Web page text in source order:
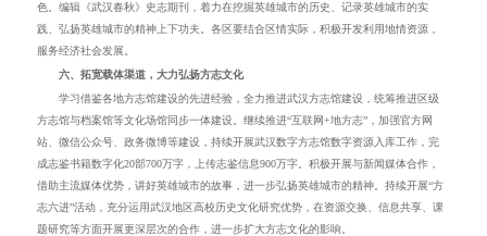
色。编辑《武汉春秋》史志期刊，着力在挖掘英雄城市的历史、记录英雄城市的实
践、弘扬英雄城市的精神上下功夫。各区要结合区情实际，积极开发利用地情资源，
服务经济社会发展。
六、拓宽载体渠道，大力弘扬方志文化
学习借鉴各地方志馆建设的先进经验，全力推进武汉方志馆建设，统筹推进区级
方志馆与档案馆等文化场馆同步一体建设。继续推进“互联网+地方志”，加强官方网
站、微信公众号、政务微博等建设，持续开展武汉数字方志馆数字资源入库工作，完
成志鉴书籍数字化20部700万字，上传志鉴信息900万字。积极开展与新闻媒体合作，
借助主流媒体优势，讲好英雄城市的故事，进一步弘扬英雄城市的精神。持续开展“方
志六进”活动，充分运用武汉地区高校历史文化研究优势，在资源交换、信息共享、课
题研究等方面开展更深层次的合作，进一步扩大方志文化的影响。